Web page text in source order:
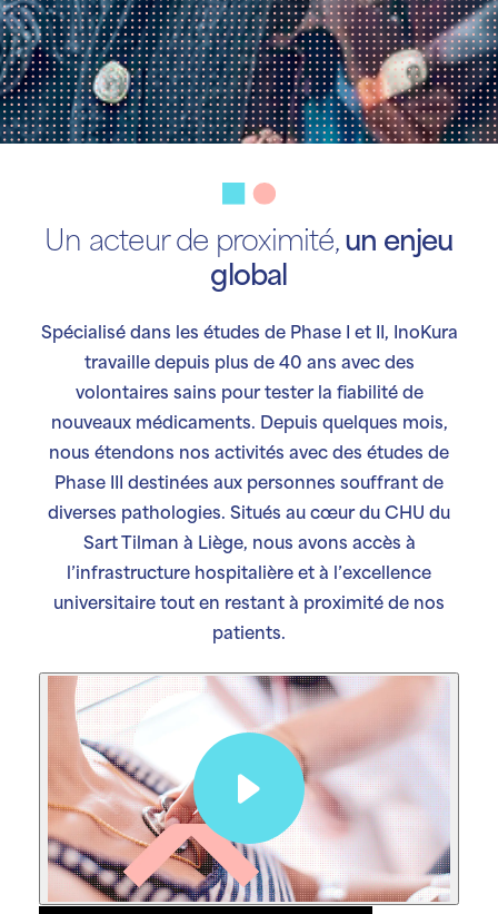
Un acteur de proximité, un enjeu
global
Spécialisé dans les études de Phase I et II, InoKura
travaille depuis plus de 40 ans avec des
volontaires sains pour tester la fiabilité de
nouveaux médicaments. Depuis quelques mois,
nous étendons nos activités avec des études de
Phase III destinées aux personnes souffrant de
diverses pathologies. Situés au cœur du CHU du
Sart Tilman à Liège, nous avons accès à
l’infrastructure hospitalière et à l’excellence
universitaire tout en restant à proximité de nos
patients.